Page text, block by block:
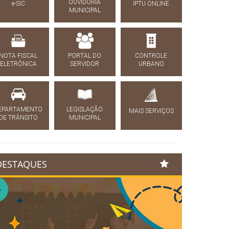
e-SIC
OUVIDORIA
MUNICIPAL
IPTU ONLINE
FISCAL
ELETRÔNICA
PORTAL DO
SERVIDOR
CONTROLE
URBANO
TRÂNSITO
LEGISLAÇÃO
MUNICIPAL
MAIS SERVIÇOS